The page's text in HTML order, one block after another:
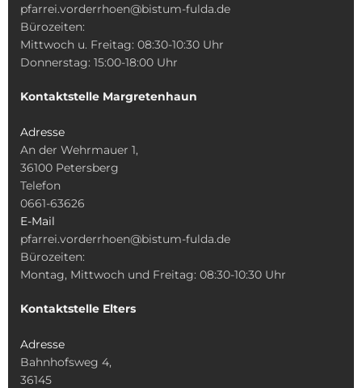
pfarrei.vorderrhoen@bistum-fulda.de
Bürozeiten:
Mittwoch u. Freitag: 08:30-10:30 Uhr
Donnerstag: 15:00-18:00 Uhr
Kontaktstelle Margretenhaun
Adresse
An der Wehrmauer 1,
36100 Petersberg
Telefon
0661-63626
E-Mail
pfarrei.vorderrhoen@bistum-fulda.de
Bürozeiten:
Montag, Mittwoch und Freitag: 08:30-10:30 Uhr
Kontaktstelle Elters
Adresse
Bahnhofsweg 4,
36145